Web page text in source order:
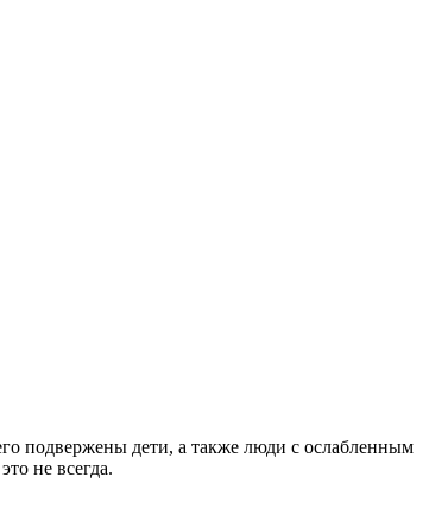
подвержены дети, а также люди с ослабленным
не всегда.